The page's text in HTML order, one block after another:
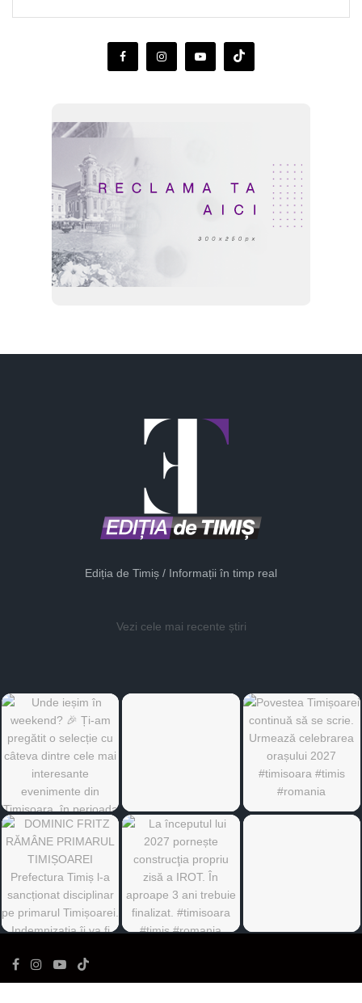
Ediția de Timiș / Informații în timp real
Vezi cele mai recente știri